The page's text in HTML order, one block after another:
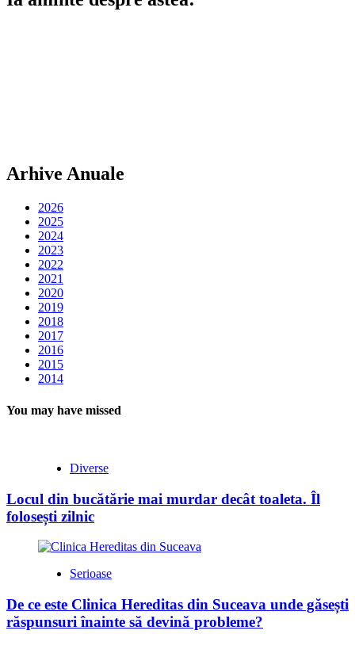
Arhive Anuale
2026
2025
2024
2023
2022
2021
2020
2019
2018
2017
2016
2015
2014
You may have missed
Diverse
Locul din bucătărie mai murdar decât toaleta. Îl
folosești zilnic
Serioase
De ce este Clinica Hereditas din Suceava unde găsești
răspunsuri înainte să devină probleme?